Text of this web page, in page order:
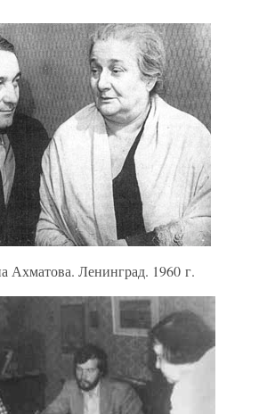
Ахматова. Ленинград. 1960 г.